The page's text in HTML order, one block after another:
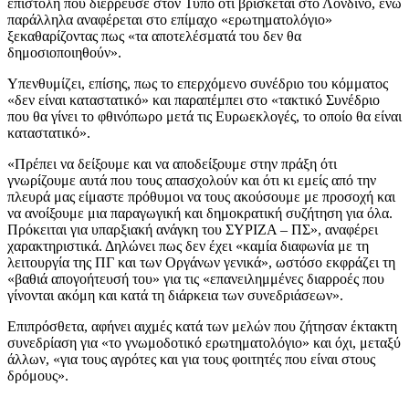
παράλληλα αναφέρεται στο επίμαχο «ερωτηματολόγιο»
ξεκαθαρίζοντας πως «τα αποτελέσματά του δεν θα
δημοσιοποιηθούν».
Υπενθυμίζει, επίσης, πως το επερχόμενο συνέδριο του κόμματος
«δεν είναι καταστατικό» και παραπέμπει στο «τακτικό Συνέδριο
που θα γίνει το φθινόπωρο μετά τις Ευρωεκλογές, το οποίο θα είναι
καταστατικό».
«Πρέπει να δείξουμε και να αποδείξουμε στην πράξη ότι
γνωρίζουμε αυτά που τους απασχολούν και ότι κι εμείς από την
πλευρά μας είμαστε πρόθυμοι να τους ακούσουμε με προσοχή και
να ανοίξουμε μια παραγωγική και δημοκρατική συζήτηση για όλα.
Πρόκειται για υπαρξιακή ανάγκη του ΣΥΡΙΖΑ – ΠΣ», αναφέρει
χαρακτηριστικά. Δηλώνει πως δεν έχει «καμία διαφωνία με τη
λειτουργία της ΠΓ και των Οργάνων γενικά», ωστόσο εκφράζει τη
«βαθιά απογοήτευσή του» για τις «επανειλημμένες διαρροές που
γίνονται ακόμη και κατά τη διάρκεια των συνεδριάσεων».
Επιπρόσθετα, αφήνει αιχμές κατά των μελών που ζήτησαν έκτακτη
συνεδρίαση για «το γνωμοδοτικό ερωτηματολόγιο» και όχι, μεταξύ
άλλων, «για τους αγρότες και για τους φοιτητές που είναι στους
δρόμους».